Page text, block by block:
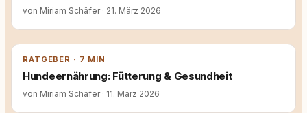
von Miriam Schäfer · 21. März 2026
RATGEBER · 7 MIN
Hundeernährung: Fütterung & Gesundheit
von Miriam Schäfer · 11. März 2026